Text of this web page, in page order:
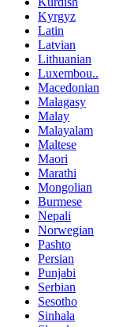
Kyrgyz
Latin
Latvian
Lithuanian
Luxembou..
Macedonian
Malagasy
Malay
Malayalam
Maltese
Maori
Marathi
Mongolian
Burmese
Nepali
Norwegian
Pashto
Persian
Punjabi
Serbian
Sesotho
Sinhala